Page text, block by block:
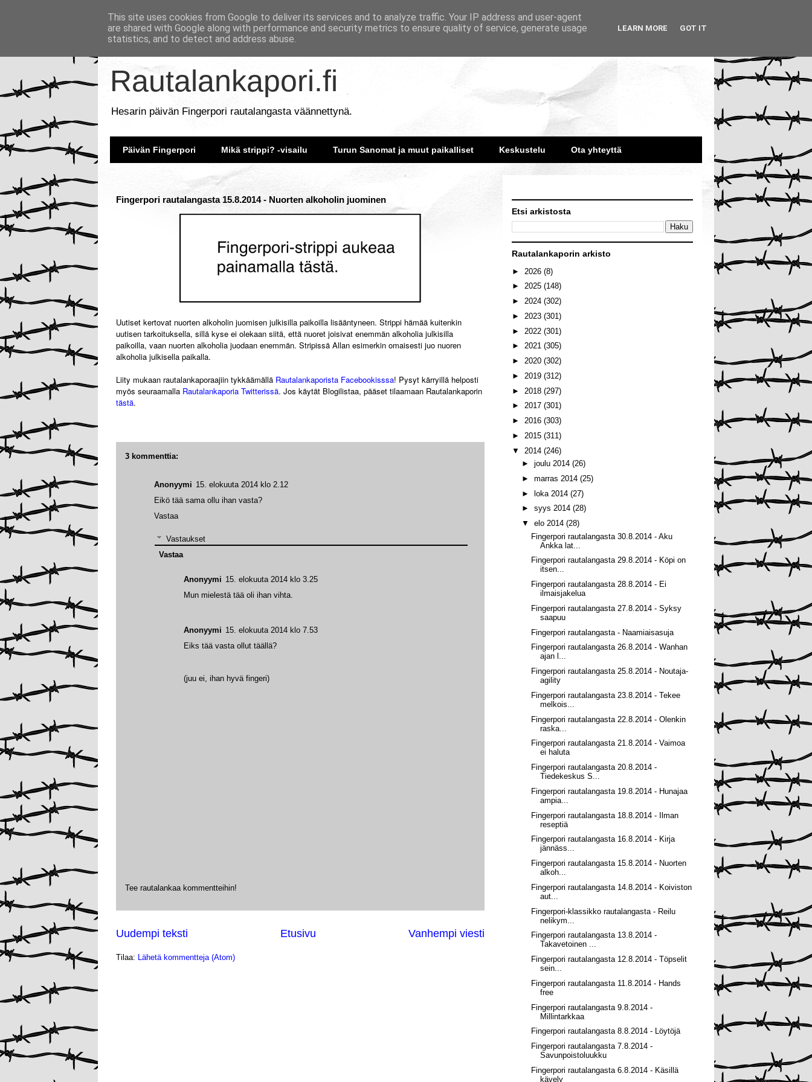
Rautalankapori.fi
Hesarin päivän Fingerpori rautalangasta väännettynä.
Päivän Fingerpori Mikä strippi? -visailu Turun Sanomat ja muut paikalliset Keskustelu Ota yhteyttä
Fingerpori rautalangasta 15.8.2014 - Nuorten alkoholin juominen
Uutiset kertovat nuorten alkoholin juomisen julkisilla paikoilla lisääntyneen. Strippi hämää kuitenkin
uutisen tarkoituksella, sillä kyse ei olekaan siitä, että nuoret joisivat enemmän alkoholia julkisilla
paikoilla, vaan nuorten alkoholia juodaan enemmän. Stripissä Allan esimerkin omaisesti juo nuoren
alkoholia julkisella paikalla.
Liity mukaan rautalankaporaajiin tykkäämällä Rautalankaporista Facebookisssa! Pysyt kärryillä helposti
myös seuraamalla Rautalankaporia Twitterissä. Jos käytät Blogilistaa, pääset tilaamaan Rautalankaporin
tästä.
3 kommenttia:
Anonyymi 15. elokuuta 2014 klo 2.12
Eikö tää sama ollu ihan vasta?
Vastaa
Vastaukset
Anonyymi 15. elokuuta 2014 klo 3.25
Mun mielestä tää oli ihan vihta.
Anonyymi 15. elokuuta 2014 klo 7.53
Eiks tää vasta ollut täällä?
(juu ei, ihan hyvä fingeri)
Vastaa
Tee rautalankaa kommentteihin!
Uudempi teksti Vanhempi viesti
Etusivu
Tilaa: Lähetä kommentteja (Atom)
Etsi arkistosta
Rautalankaporin arkisto
► 2026 (8)
► 2025 (148)
► 2024 (302)
► 2023 (301)
► 2022 (301)
► 2021 (305)
► 2020 (302)
► 2019 (312)
► 2018 (297)
► 2017 (301)
► 2016 (303)
► 2015 (311)
▼ 2014 (246)
► joulu 2014 (26)
► marras 2014 (25)
► loka 2014 (27)
► syys 2014 (28)
▼ elo 2014 (28)
Fingerpori rautalangasta 30.8.2014 - Aku
Ankka lat...
Fingerpori rautalangasta 29.8.2014 - Köpi on
itsen...
Fingerpori rautalangasta 28.8.2014 - Ei
ilmaisjakelua
Fingerpori rautalangasta 27.8.2014 - Syksy
saapuu
Fingerpori rautalangasta - Naamiaisasuja
Fingerpori rautalangasta 26.8.2014 - Wanhan
ajan l...
Fingerpori rautalangasta 25.8.2014 - Noutaja-
agility
Fingerpori rautalangasta 23.8.2014 - Tekee
melkois...
Fingerpori rautalangasta 22.8.2014 - Olenkin
raska...
Fingerpori rautalangasta 21.8.2014 - Vaimoa
ei haluta
Fingerpori rautalangasta 20.8.2014 -
Tiedekeskus S...
Fingerpori rautalangasta 19.8.2014 - Hunajaa
ampia...
Fingerpori rautalangasta 18.8.2014 - Ilman
reseptiä
Fingerpori rautalangasta 16.8.2014 - Kirja
jännäss...
Fingerpori rautalangasta 15.8.2014 - Nuorten
alkoh...
Fingerpori rautalangasta 14.8.2014 - Koiviston
aut...
Fingerpori-klassikko rautalangasta - Reilu
nelikym...
Fingerpori rautalangasta 13.8.2014 -
Takavetoinen ...
Fingerpori rautalangasta 12.8.2014 - Töpselit
sein...
Fingerpori rautalangasta 11.8.2014 - Hands
free
Fingerpori rautalangasta 9.8.2014 -
Millintarkkaa
Fingerpori rautalangasta 8.8.2014 - Löytöjä
Fingerpori rautalangasta 7.8.2014 -
Savunpoistoluukku
Fingerpori rautalangasta 6.8.2014 - Käsillä
kävely
This site uses cookies from Google to deliver its services and to analyze traffic. Your IP address and user-agent
are shared with Google along with performance and security metrics to ensure quality of service, generate usage
statistics, and to detect and address abuse.
LEARN MORE GOT IT